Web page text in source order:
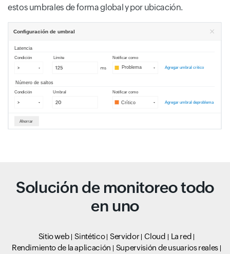
estos umbrales de forma global y por ubicación.
Solución de monitoreo todo
en uno
Sitio web Sintético Servidor Cloud
La red
Rendimiento de la aplicación
Supervisión de usuarios reales